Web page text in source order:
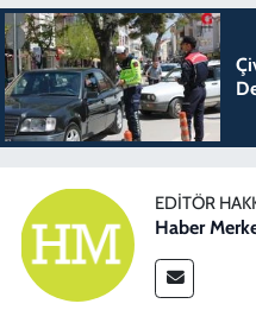
EDITÖR
Haber